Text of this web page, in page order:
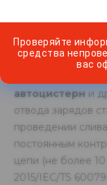
ОПИСАНИЕ
автоцистерн и
отвода зарядов
проведении
постоянным
цепи (не более 10
2015/IEC/TS
Проверяйте
средства
вас